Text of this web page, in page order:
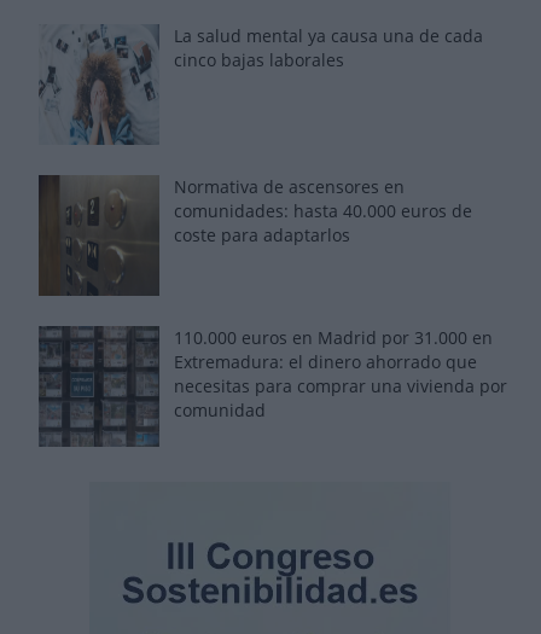
La salud mental ya causa una de cada
cinco bajas laborales
Normativa de ascensores en
comunidades: hasta 40.000 euros de
coste para adaptarlos
110.000 euros en Madrid por 31.000 en
Extremadura: el dinero ahorrado que
necesitas para comprar una vivienda por
comunidad